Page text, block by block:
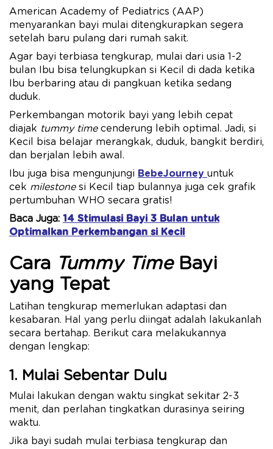
American Academy of Pediatrics (AAP)
menyarankan bayi mulai ditengkurapkan segera
setelah baru pulang dari rumah sakit.
Agar bayi terbiasa tengkurap, mulai dari usia 1-2
bulan Ibu bisa telungkupkan si Kecil di dada ketika
Ibu berbaring atau di pangkuan ketika sedang
duduk.
Perkembangan motorik bayi yang lebih cepat
diajak tummy timecenderung lebih optimal. Jadi, si
Kecil bisa belajar merangkak, duduk, bangkit berdiri,
dan berjalan lebih awal.
Ibu juga bisa mengunjungi BebeJourney untuk
cek milestone si Kecil tiap bulannya juga cek grafik
pertumbuhan WHO secara gratis!
Baca Juga: 14 Stimulasi Bayi 3 Bulan untuk
Optimalkan Perkembangan si Kecil
Cara Tummy TimeBayi
yang Tepat
Latihan tengkurap memerlukan adaptasi dan
kesabaran. Hal yang perlu diingat adalah lakukanlah
secara bertahap. Berikut cara melakukannya
dengan lengkap:
1. Mulai Sebentar Dulu
Mulai lakukan dengan waktu singkat sekitar 2-3
menit, dan perlahan tingkatkan durasinya seiring
waktu.
Jika bayi sudah mulai terbiasa tengkurap dan